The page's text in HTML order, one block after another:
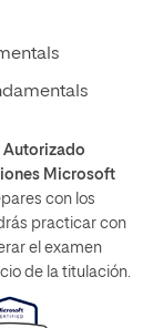
Autorizado
Microsoft
con los
practicar con
el examen
de la titulación.